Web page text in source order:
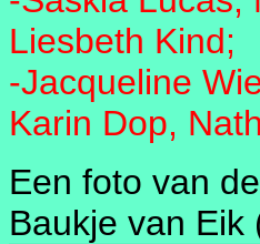
Liesbeth Kind;
-Jacqueline
Karin Dop,
Een foto van
Baukje van Eik